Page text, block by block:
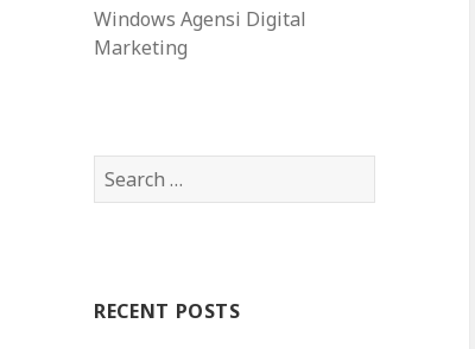
Windows Agensi Digital
Marketing
S
e
h
RECENT POSTS